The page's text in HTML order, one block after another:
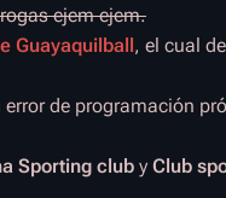
ejem ejem.
Guayaquilball, el cual
error de programación
Sporting club y Club